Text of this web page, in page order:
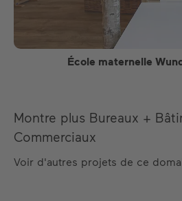
École maternelle
Montre plus Bureaux +
Commerciaux
Voir d'autres projets de ce